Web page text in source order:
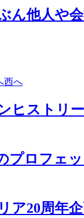
ん他人や
西へ
ヒストリ
プロフェ
ア20周年